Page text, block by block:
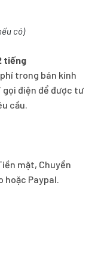
có)
tiếng
trong bán kính
gọi điện để được tư
cầu.
mặt, Chuyển
hoặc Paypal.